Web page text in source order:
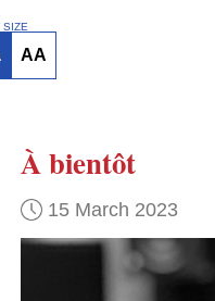
SIZE
AA
À bientôt
15 March 2023